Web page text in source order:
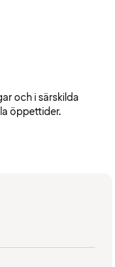
och i särskilda
öppettider.